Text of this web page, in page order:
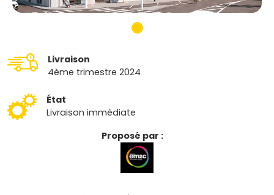
Livraison
4ème trimestre 2024
État
Livraison immédiate
Proposé par :